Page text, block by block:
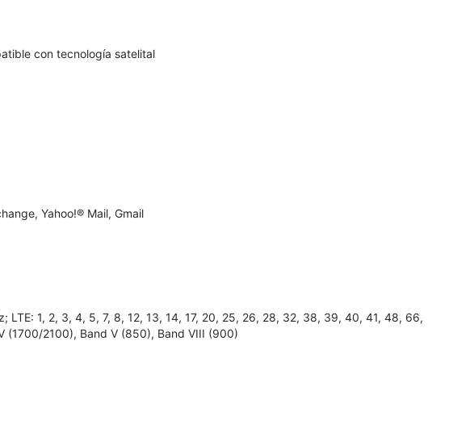
con tecnología satelital
Yahoo!® Mail, Gmail
LTE: 1, 2, 3, 4, 5, 7, 8, 12, 13, 14, 17, 20, 25, 26, 28, 32, 38, 39, 40, 41, 48, 66,
(1700/2100), Band V (850), Band VIII (900)